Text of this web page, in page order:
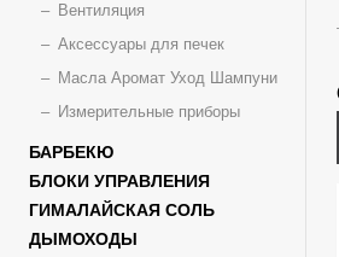
Вентиляция
Аксессуары для печек
Масла Аромат Уход Шампуни
Измерительные приборы
БАРБЕКЮ
БЛОКИ УПРАВЛЕНИЯ
ГИМАЛАЙСКАЯ СОЛЬ
ДЫМОХОДЫ